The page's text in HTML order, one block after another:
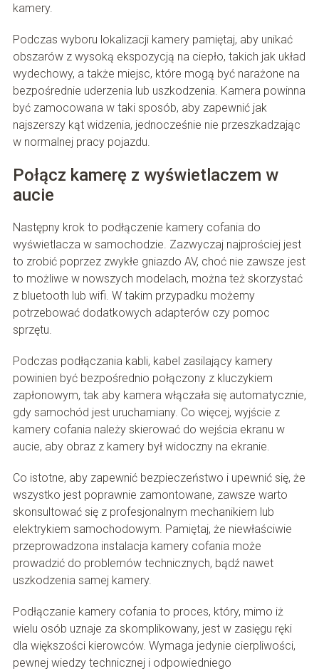
kamery.
Podczas wyboru lokalizacji kamery pamiętaj, aby unikać
obszarów z wysoką ekspozycją na ciepło, takich jak układ
wydechowy, a także miejsc, które mogą być narażone na
bezpośrednie uderzenia lub uszkodzenia. Kamera powinna
być zamocowana w taki sposób, aby zapewnić jak
najszerszy kąt widzenia, jednocześnie nie przeszkadzając
w normalnej pracy pojazdu.
Połącz kamerę z wyświetlaczem w
aucie
Następny krok to podłączenie kamery cofania do
wyświetlacza w samochodzie. Zazwyczaj najprościej jest
to zrobić poprzez zwykłe gniazdo AV, choć nie zawsze jest
to możliwe w nowszych modelach, można też skorzystać
z bluetooth lub wifi. W takim przypadku możemy
potrzebować dodatkowych adapterów czy pomoc
sprzętu.
Podczas podłączania kabli, kabel zasilający kamery
powinien być bezpośrednio połączony z kluczykiem
zapłonowym, tak aby kamera włączała się automatycznie,
gdy samochód jest uruchamiany. Co więcej, wyjście z
kamery cofania należy skierować do wejścia ekranu w
aucie, aby obraz z kamery był widoczny na ekranie.
Co istotne, aby zapewnić bezpieczeństwo i upewnić się, że
wszystko jest poprawnie zamontowane, zawsze warto
skonsultować się z profesjonalnym mechanikiem lub
elektrykiem samochodowym. Pamiętaj, że niewłaściwie
przeprowadzona instalacja kamery cofania może
prowadzić do problemów technicznych, bądź nawet
uszkodzenia samej kamery.
Podłączanie kamery cofania to proces, który, mimo iż
wielu osób uznaje za skomplikowany, jest w zasięgu ręki
dla większości kierowców. Wymaga jedynie cierpliwości,
pewnej wiedzy technicznej i odpowiedniego